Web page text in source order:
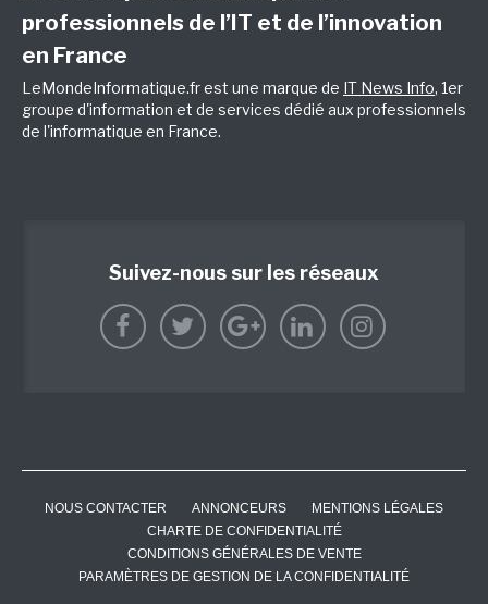
professionnels de l’IT et de l’innovation
en France
LeMondeInformatique.fr est une marque de IT News Info, 1er
groupe d'information et de services dédié aux professionnels
de l'informatique en France.
Suivez-nous sur les réseaux
NOUS CONTACTER ANNONCEURS
MENTIONS LÉGALES
CHARTE DE CONFIDENTIALITÉ
CONDITIONS GÉNÉRALES DE VENTE
PARAMÈTRES DE GESTION DE LA CONFIDENTIALITÉ